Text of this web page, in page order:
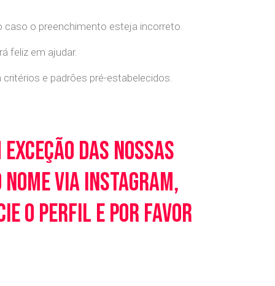
o preenchimento esteja incorreto.
feliz em ajudar.
e padrões pré-estabelecidos.
das nossas
via Instagram,
o perfil e por favor